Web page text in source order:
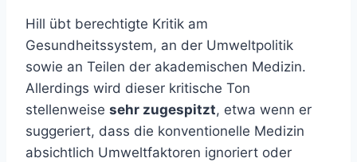
Hill übt berechtigte Kritik am
Gesundheitssystem, an der Umweltpolitik
sowie an Teilen der akademischen Medizin.
Allerdings wird dieser kritische Ton
stellenweise sehr zugespitzt, etwa wenn er
suggeriert, dass die konventionelle Medizin
absichtlich Umweltfaktoren ignoriert oder